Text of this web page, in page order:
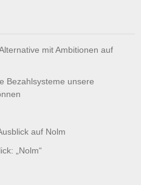
mit Ambitionen auf
Bezahlsysteme unsere
auf Nolm
„Nolm“